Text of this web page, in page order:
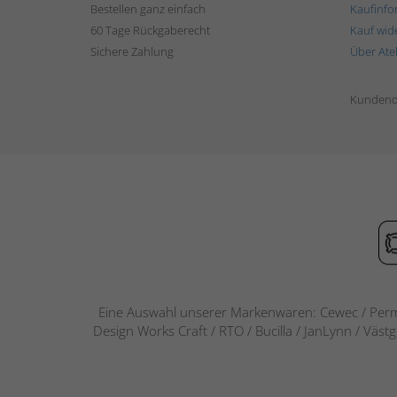
Bestellen ganz einfach
60 Tage Rückgaberecht
Sichere Zahlung
Kauf
Über
Eine Auswahl unserer Markenwaren: Cewec /
Design Works Craft / RTO / Bucilla / JanLynn /